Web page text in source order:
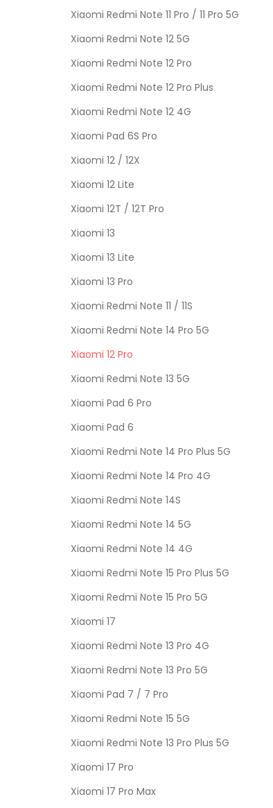
Xiaomi Redmi Note 11 Pro / 11 Pro 5G
Xiaomi Redmi Note 12 5G
Xiaomi Redmi Note 12 Pro
Xiaomi Redmi Note 12 Pro Plus
Xiaomi Redmi Note 12 4G
Xiaomi Pad 6S Pro
Xiaomi 12 / 12X
Xiaomi 12 Lite
Xiaomi 12T / 12T Pro
Xiaomi 13
Xiaomi 13 Lite
Xiaomi 13 Pro
Xiaomi Redmi Note 11 / 11S
Xiaomi Redmi Note 14 Pro 5G
Xiaomi 12 Pro
Xiaomi Redmi Note 13 5G
Xiaomi Pad 6 Pro
Xiaomi Pad 6
Xiaomi Redmi Note 14 Pro Plus 5G
Xiaomi Redmi Note 14 Pro 4G
Xiaomi Redmi Note 14S
Xiaomi Redmi Note 14 5G
Xiaomi Redmi Note 14 4G
Xiaomi Redmi Note 15 Pro Plus 5G
Xiaomi Redmi Note 15 Pro 5G
Xiaomi 17
Xiaomi Redmi Note 13 Pro 4G
Xiaomi Redmi Note 13 Pro 5G
Xiaomi Pad 7 / 7 Pro
Xiaomi Redmi Note 15 5G
Xiaomi Redmi Note 13 Pro Plus 5G
Xiaomi 17 Pro
Xiaomi 17 Pro Max